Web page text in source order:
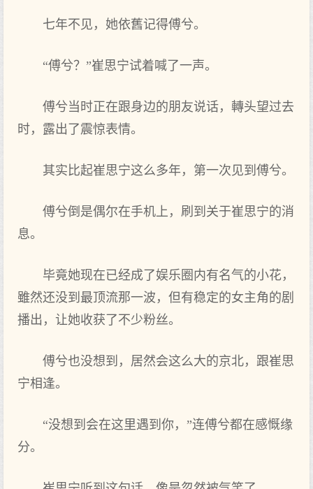
七年不见，她依舊记得傅兮。
“傅兮？”崔思宁试着喊了一声。
傅兮当时正在跟身边的朋友说话，轉头望过去
时，露出了震惊表情。
其实比起崔思宁这么多年，第一次见到傅兮。
傅兮倒是偶尔在手机上，刷到关于崔思宁的消
息。
毕竟她现在已经成了娱乐圈内有名气的小花，
雖然还没到最顶流那一波，但有稳定的女主角的剧
播出，让她收获了不少粉丝。
傅兮也没想到，居然会这么大的京北，跟崔思
宁相逢。
“没想到会在这里遇到你，”连傅兮都在感慨缘
分。